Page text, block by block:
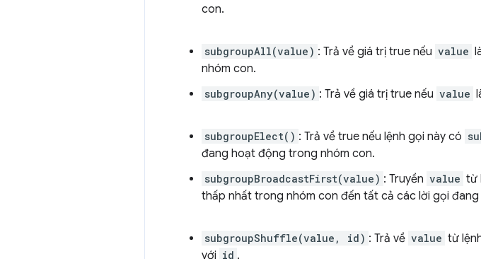
con.
subgroupAll(value) : Trả về giá trị true nếu value
nhóm con.
subgroupAny(value) : Trả về giá trị true nếu value
subgroupElect() : Trả về true nếu lệnh gọi này có
đang hoạt động trong nhóm con.
subgroupBroadcastFirst(value) : Truyền value từ
thấp nhất trong nhóm con đến tất cả các lời gọi
subgroupShuffle(value, id) : Trả về value từ
với id .